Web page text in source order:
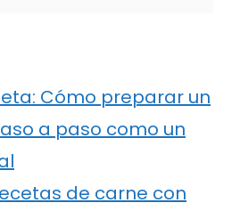
Cómo preparar un
a paso como un
de carne con